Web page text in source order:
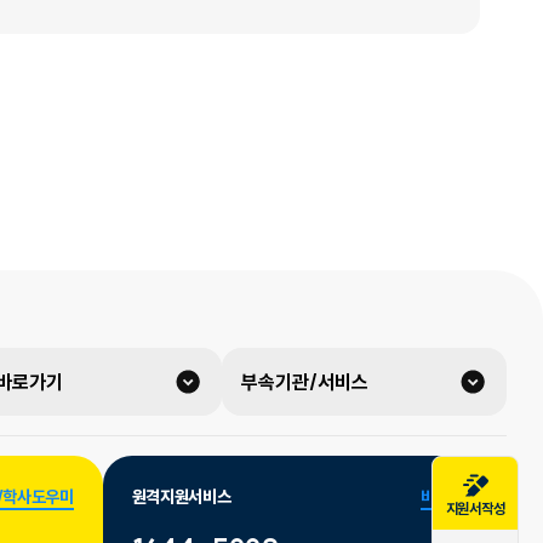
로가기 부속기관/서비스
사도우미 원격지원서비스 바로가기
지원서작성